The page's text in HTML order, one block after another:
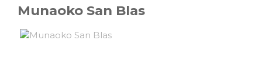
Munaoko San Blas